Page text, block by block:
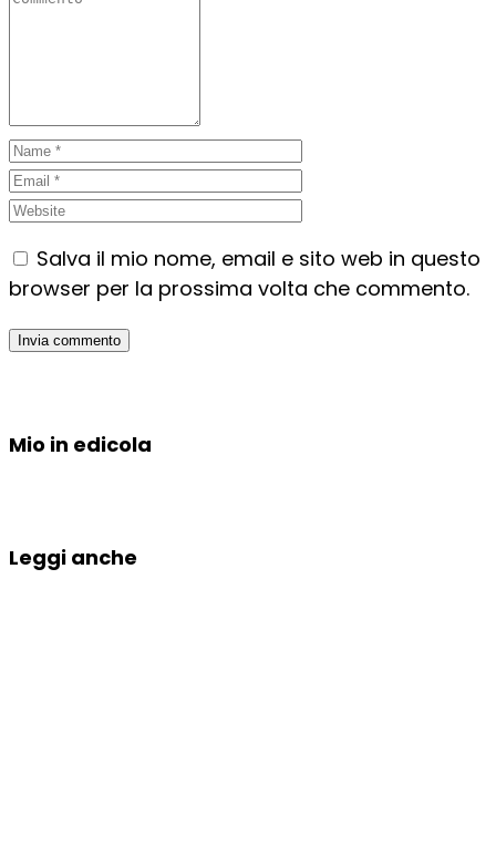
Salva il mio nome, email e sito web in questo
browser per la prossima volta che commento.
Mio in edicola
Leggi anche